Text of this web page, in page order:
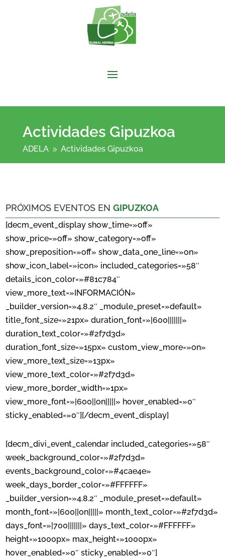
Actividades Gipuzkoa
ADELA 9 Actividades Gipuzkoa
PRÓXIMOS EVENTOS ENGIPUZKOA
[decm_event_display show_time=»off»
show_price=»off» show_category=»off»
show_preposition=»off» show_data_one_line=»on»
show_icon_label=»icon» included_categories=»58″
details_icon_color=»#81c784″
view_more_text=»INFORMACIÓN»
_builder_version=»4.8.2″ _module_preset=»default»
title_font_size=»21px» duration_font=»|600|||||||»
duration_text_color=»#2f7d3d»
duration_font_size=»15px» custom_view_more=»on»
view_more_text_size=»13px»
view_more_text_color=»#2f7d3d»
view_more_border_width=»1px»
view_more_font=»|600||on|||||» hover_enabled=»0″
sticky_enabled=»0″][/decm_event_display]
[decm_divi_event_calendar included_categories=»58″
week_background_color=»#2f7d3d»
events_background_color=»#4cae4e»
week_days_border_color=»#FFFFFF»
_builder_version=»4.8.2″ _module_preset=»default»
month_font=»|600||on|||||» month_text_color=»#2f7d3d»
days_font=»|700|||||||» days_text_color=»#FFFFFF»
height=»1000px» max_height=»1000px»
hover_enabled=»0″ sticky_enabled=»0″]